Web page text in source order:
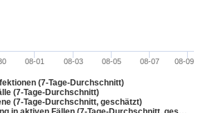
(7-Tage-Durchschnitt)
(7-Tage-Durchschnitt)
(7-Tage-Durchschnitt, geschätzt)
08-01 08-03 08-05 08-07 08-09